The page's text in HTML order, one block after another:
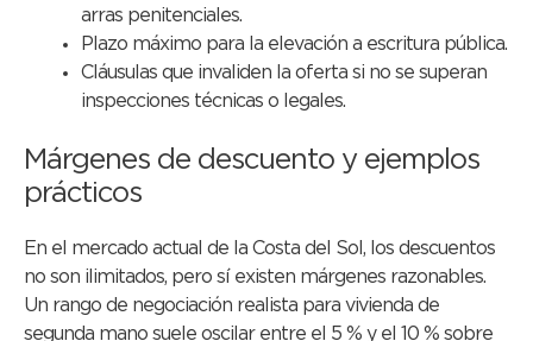
arras penitenciales.
Plazo máximo para la elevación a escritura pública.
Cláusulas que invaliden la oferta si no se superan
inspecciones técnicas o legales.
Márgenes de descuento y ejemplos
prácticos
En el mercado actual de la Costa del Sol, los descuentos
no son ilimitados, pero sí existen márgenes razonables.
Un rango de negociación realista para vivienda de
segunda mano suele oscilar entre el 5 % y el 10 % sobre